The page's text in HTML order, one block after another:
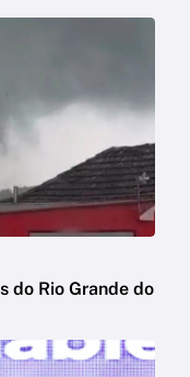
do Rio Grande do